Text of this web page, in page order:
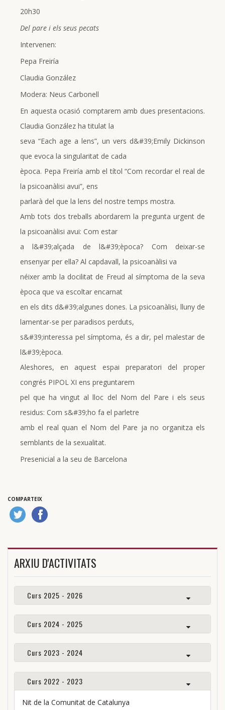
20h30
Del pare i els seus pecats
Intervenen:
Pepa Freiría
Claudia González
Modera: Neus Carbonell
En aquesta ocasió comptarem amb dues presentacions.
Claudia González ha titulat la
seva “Each age a lens”, un vers d&#39;Emily Dickinson
que evoca la singularitat de cada
època. Pepa Freiría amb el títol “Com recordar el real de
la psicoanàlisi avui”, ens
parlarà del que la lens del nostre temps mostra.
Amb tots dos treballs abordarem la pregunta urgent de
la psicoanàlisi avui: Com estar
a l&#39;alçada de l&#39;època? Com deixar-se
ensenyar per ella? Al capdavall, la psicoanàlisi va
néixer amb la docilitat de Freud al símptoma de la seva
època que va escoltar encarnat
en els dits d&#39;algunes dones. La psicoanàlisi, lluny de
lamentar-se per paradisos perduts,
s&#39;interessa pel símptoma, és a dir, pel malestar de
l&#39;època.
Aleshores, en aquest espai preparatori del proper
congrés PIPOL XI ens preguntarem
pel que ha vingut al lloc del Nom del Pare i els seus
residus: Com s&#39;ho fa el parletre
amb el real quan el Nom del Pare ja no organitza els
semblants de la sexualitat.
Presenicial a la seu de Barcelona
COMPARTEIX
ARXIU D'ACTIVITATS
Curs 2025 - 2026
Curs 2024 - 2025
Curs 2023 - 2024
Curs 2022 - 2023
Nit de la Comunitat de Catalunya